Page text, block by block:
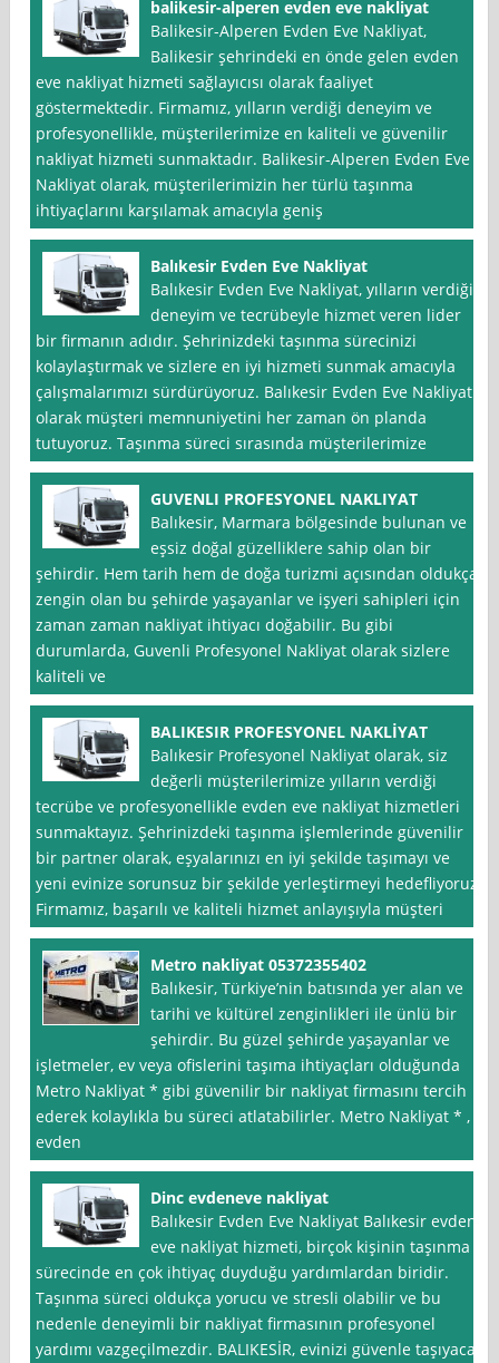
balikesir-alperen evden eve nakliyat
Balikesir-Alperen Evden Eve Nakliyat,
Balikesir şehrindeki en önde gelen evden
eve nakliyat hizmeti sağlayıcısı olarak faaliyet
göstermektedir. Firmamız, yılların verdiği deneyim ve
profesyonellikle, müşterilerimize en kaliteli ve güvenilir
nakliyat hizmeti sunmaktadır. Balikesir-Alperen Evden Eve
Nakliyat olarak, müşterilerimizin her türlü taşınma
ihtiyaçlarını karşılamak amacıyla geniş
Balıkesir Evden Eve Nakliyat
Balıkesir Evden Eve Nakliyat, yılların verdiği
deneyim ve tecrübeyle hizmet veren lider
bir firmanın adıdır. Şehrinizdeki taşınma sürecinizi
kolaylaştırmak ve sizlere en iyi hizmeti sunmak amacıyla
çalışmalarımızı sürdürüyoruz. Balıkesir Evden Eve Nakliyat
olarak müşteri memnuniyetini her zaman ön planda
tutuyoruz. Taşınma süreci sırasında müşterilerimize
GUVENLI PROFESYONEL NAKLIYAT
Balıkesir, Marmara bölgesinde bulunan ve
eşsiz doğal güzelliklere sahip olan bir
şehirdir. Hem tarih hem de doğa turizmi açısından oldukça
zengin olan bu şehirde yaşayanlar ve işyeri sahipleri için
zaman zaman nakliyat ihtiyacı doğabilir. Bu gibi
durumlarda, Guvenli Profesyonel Nakliyat olarak sizlere
kaliteli ve
BALIKESIR PROFESYONEL NAKLİYAT
Balıkesir Profesyonel Nakliyat olarak, siz
değerli müşterilerimize yılların verdiği
tecrübe ve profesyonellikle evden eve nakliyat hizmetleri
sunmaktayız. Şehrinizdeki taşınma işlemlerinde güvenilir
bir partner olarak, eşyalarınızı en iyi şekilde taşımayı ve
yeni evinize sorunsuz bir şekilde yerleştirmeyi hedefliyoruz.
Firmamız, başarılı ve kaliteli hizmet anlayışıyla müşteri
Metro nakliyat 05372355402
Balıkesir, Türkiye’nin batısında yer alan ve
tarihi ve kültürel zenginlikleri ile ünlü bir
şehirdir. Bu güzel şehirde yaşayanlar ve
işletmeler, ev veya ofislerini taşıma ihtiyaçları olduğunda
Metro Nakliyat * gibi güvenilir bir nakliyat firmasını tercih
ederek kolaylıkla bu süreci atlatabilirler. Metro Nakliyat * ,
evden
Dinc evdeneve nakliyat
Balıkesir Evden Eve Nakliyat Balıkesir evden
eve nakliyat hizmeti, birçok kişinin taşınma
sürecinde en çok ihtiyaç duyduğu yardımlardan biridir.
Taşınma süreci oldukça yorucu ve stresli olabilir ve bu
nedenle deneyimli bir nakliyat firmasının profesyonel
yardımı vazgeçilmezdir. BALIKESİR, evinizi güvenle taşıyacak